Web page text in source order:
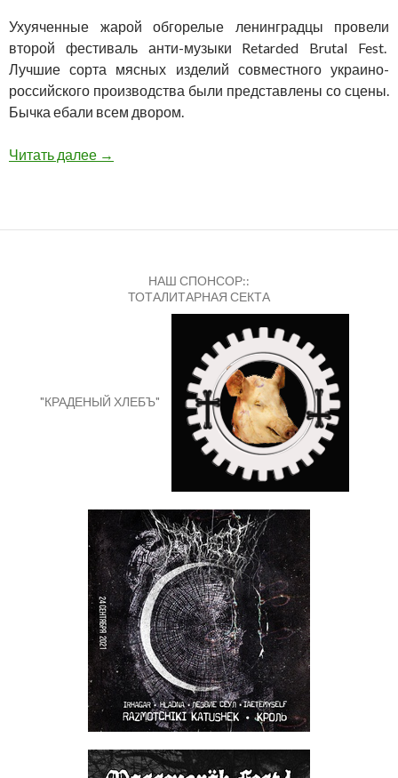
Ухуяченные жарой обгорелые ленинградцы провели
второй фестиваль анти-музыки Retarded Brutal Fest.
Лучшие сорта мясных изделий совместного украино-
российского производства были представлены со сцены.
Бычка ебали всем двором.
Читать далее Retarded Brutal Fest 2
→
НАШ СПОНСОР::
ТОТАЛИТАРНАЯ СЕКТА
"КРАДЕНЫЙ ХЛЕБЪ"